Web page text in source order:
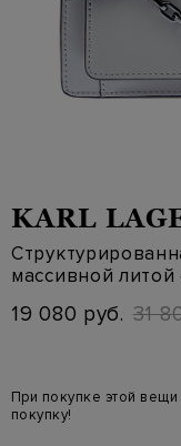
KARL
массивной литой
19 080 руб. 31
При покупке этой
покупку!